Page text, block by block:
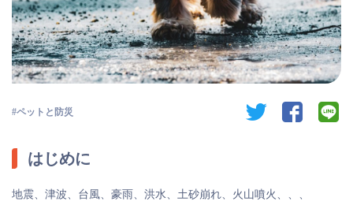
ペットと防災 twitter facebook
はじめに
地震、津波、台風、豪雨、洪水、土砂崩れ、火山噴火、、、